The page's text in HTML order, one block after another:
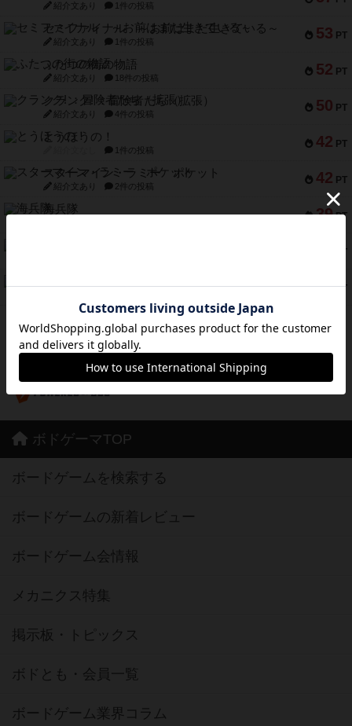
紹介文あり 1件の投稿
53 PT
セミファイナル ～お前はまだ生きている～
紹介文あり 1件の投稿
52 PT
ふたつの街の物語
紹介文あり 18件の投稿
50 PT
クランク! ：冒険者たち（拡張）
紹介文あり 4件の投稿
42 PT
とうほうの！
1件の投稿
42 PT
スターマイン・ラミー ポケット
紹介文あり 2件の投稿
39 PT
海兵隊
PT
37 PT
※Apple、Apple のロゴ は、米国および他の国々で登録されたApple Inc.の商標です。
※App Store は、Apple Inc.のサービスマークです。
※Android は、グーグル インコーポレイテッドの商標または登録商標です。
※Google Play とそのロゴは、Google Inc.の商標または登録商標です。
ボドゲーマTOP
ボードゲームを検索する
ボードゲームの新着レビュー
ボードゲーム会情報
メカニクス特集
掲示板・トピックス
ボドとも・会員一覧
ボードゲーム業界コラム